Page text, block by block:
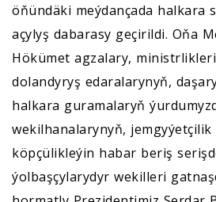
öňündäki meýdançada halkara
açylyş dabarasy geçirildi. Oňa
Hökümet agzalary,
dolandyryş edaralarynyň,
halkara guramalaryň
wekilhanalarynyň,
köpçülikleýin habar beriş
ýolbaşçylarydyr wekilleri